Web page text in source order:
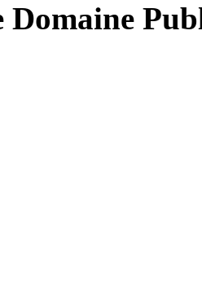
Domaine